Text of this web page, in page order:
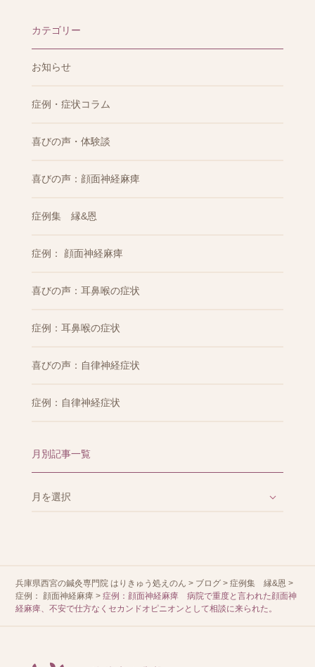
カテゴリー
お知らせ
症例・症状コラム
喜びの声・体験談
喜びの声：顔面神経麻痺
症例集 縁&恩
症例： 顔面神経麻痺
喜びの声：耳鼻喉の症状
症例：耳鼻喉の症状
喜びの声：自律神経症状
症例：自律神経症状
月別記事一覧
兵庫県西宮の鍼灸専門院 はりきゅう処えのん > ブログ >症例集 縁&恩 >
症例： 顔面神経麻痺 >症例：顔面神経麻痺 病院で重度と言われた顔面神
経麻痺、不安で仕方なくセカンドオピニオンとして相談に来られた。